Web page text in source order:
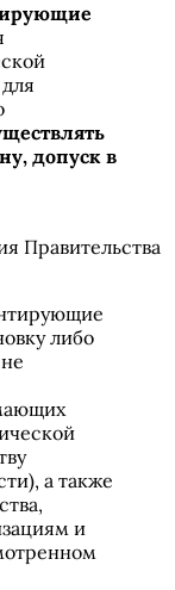
допуск в
Правительства
либо
а также
и